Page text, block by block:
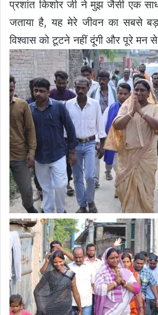
प्रशांत किशोर जी ने मुझ जैसी एक
जताया है, यह मेरे जीवन का सबसे
विश्वास को टूटने नहीं दूंगी और पूरे मन